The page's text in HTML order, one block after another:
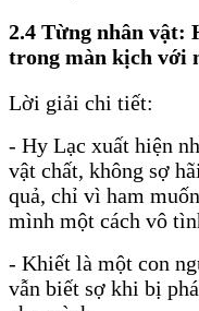
2.4 Từng nhân vật:
trong màn kịch với
Lời giải chi tiết:
- Hy Lạc xuất hiện
vật chất, không sợ
quả, chỉ vì ham
mình một cách vô
- Khiết là một con
vẫn biết sợ khi bị